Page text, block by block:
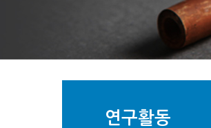
연구활동